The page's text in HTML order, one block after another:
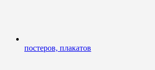
постеров, плакатов